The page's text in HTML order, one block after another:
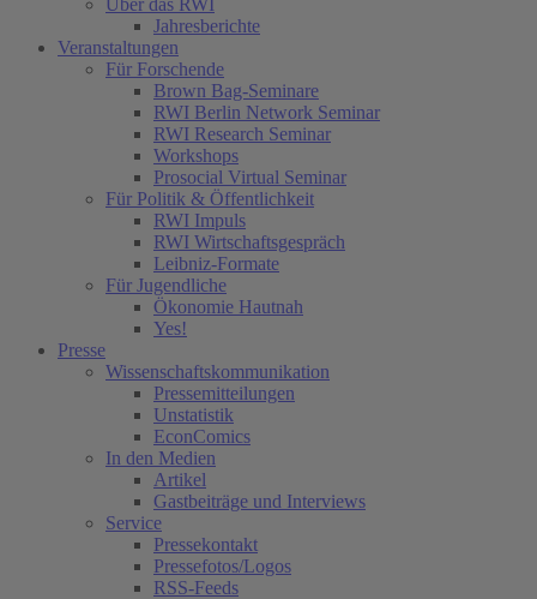
Über das RWI
Jahresberichte
Veranstaltungen
Für Forschende
Brown Bag-Seminare
RWI Berlin Network Seminar
RWI Research Seminar
Workshops
Prosocial Virtual Seminar
Für Politik & Öffentlichkeit
RWI Impuls
RWI Wirtschaftsgespräch
Leibniz-Formate
Für Jugendliche
Ökonomie Hautnah
Yes!
Presse
Wissenschaftskommunikation
Pressemitteilungen
Unstatistik
EconComics
In den Medien
Artikel
Gastbeiträge und Interviews
Service
Pressekontakt
Pressefotos/Logos
RSS-Feeds(current)